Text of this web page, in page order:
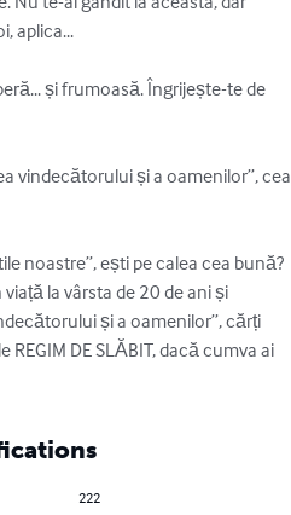
aplica...
și frumoasă. Îngrijește-te de
vindecătorului și a oamenilor”, cea
noastre”, ești pe calea cea bună?
la vârsta de 20 de ani și
și a oamenilor”, cărți
REGIM DE SLĂBIT, dacă cumva ai
222